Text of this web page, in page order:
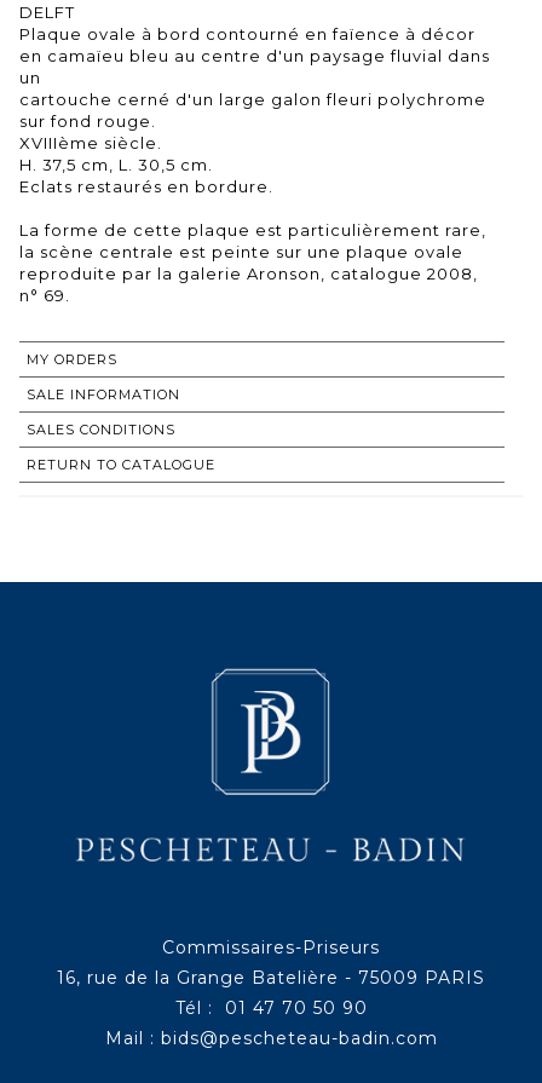
DELFT
Plaque ovale à bord contourné en faïence à décor
en camaïeu bleu au centre d'un paysage fluvial dans
un
cartouche cerné d'un large galon fleuri polychrome
sur fond rouge.
XVIIIème siècle.
H. 37,5 cm, L. 30,5 cm.
Eclats restaurés en bordure.
La forme de cette plaque est particulièrement rare,
la scène centrale est peinte sur une plaque ovale
reproduite par la galerie Aronson, catalogue 2008,
n° 69.
MY ORDERS
SALE INFORMATION
SALES CONDITIONS
RETURN TO CATALOGUE
Commissaires-Priseurs
16, rue de la Grange Batelière - 75009 PARIS
Tél : 01 47 70 50 90
Mail : bids@pescheteau-badin.com